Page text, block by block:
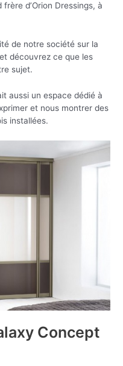
d’Orion Dressings, à
de notre société sur la
et découvrez ce que les
sujet.
aussi un espace dédié à
et nous montrer des
installées.
Concept